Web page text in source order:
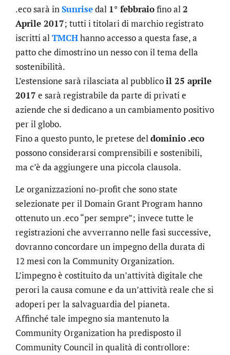
.eco sarà inSunrisedal 1° febbraiofino al2
Aprile 2017; tutti i titolari di marchio registrato
iscritti alTMCHhanno accesso a questa fase, a
patto che dimostrino un nesso con il tema della
sostenibilità.
L’estensione sarà rilasciata al pubblicoil 25 aprile
2017 e sarà registrabile da parte di privati e
aziende che si dedicano a un cambiamento positivo
per il globo.
Fino a questo punto, le pretese deldominio .eco
possono considerarsi comprensibili e sostenibili,
ma c’è da aggiungere una piccola clausola.
Le organizzazioni no-profit che sono state
selezionate per il Domain Grant Program hanno
ottenuto un .eco “per sempre”; invece tutte le
registrazioni che avverranno nelle fasi successive,
dovranno concordare un impegno della durata di
12 mesi con la Community Organization.
L’impegno è costituito da un’attività digitale che
perori la causa comune e da un’attività reale che si
adoperi per la salvaguardia del pianeta.
Affinché tale impegno sia mantenuto la
Community Organization ha predisposto il
Community Council in qualità di controllore: